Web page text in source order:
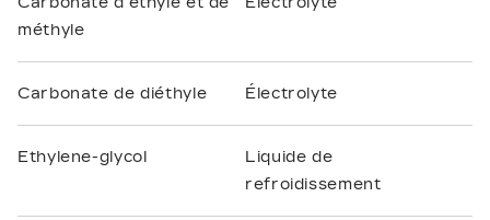
méthyle
Carbonate de diéthyle Électrolyte
Ethylene-glycol
Liquide de
refroidissement